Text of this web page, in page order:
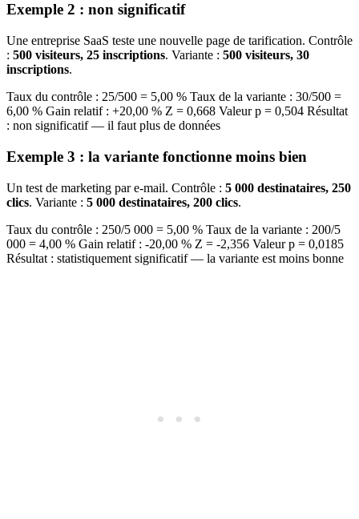
Exemple 2 : non significatif
Une entreprise SaaS teste une nouvelle page de tarification. Contrôle
: 500 visiteurs, 25 inscriptions. Variante : 500 visiteurs, 30
inscriptions.
Taux du contrôle : 25/500 = 5,00 % Taux de la variante : 30/500 =
6,00 % Gain relatif : +20,00 % Z = 0,668 Valeur p = 0,504 Résultat
: non significatif — il faut plus de données
Exemple 3 : la variante fonctionne moins bien
Un test de marketing par e-mail. Contrôle : 5 000 destinataires, 250
clics. Variante : 5 000 destinataires, 200 clics.
Taux du contrôle : 250/5 000 = 5,00 % Taux de la variante : 200/5
000 = 4,00 % Gain relatif : -20,00 % Z = -2,356 Valeur p = 0,0185
Résultat : statistiquement significatif — la variante est moins bonne